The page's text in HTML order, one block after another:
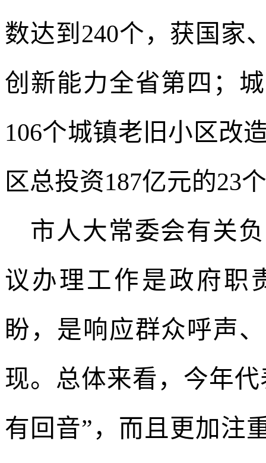
数达到240个，获国家
创新能力全省第四；
106个城镇老旧小区改
区总投资187亿元的23
市人大常委会有关
议办理工作是政府职
盼，是响应群众呼声
现。总体来看，今年
有回音”，而且更加注